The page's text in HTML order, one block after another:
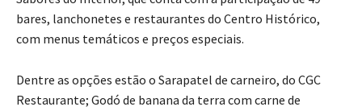
bares, lanchonetes e restaurantes do Centro Histórico,
com menus temáticos e preços especiais.
Dentre as opções estão o Sarapatel de carneiro, do CGC
Restaurante; Godó de banana da terra com carne de